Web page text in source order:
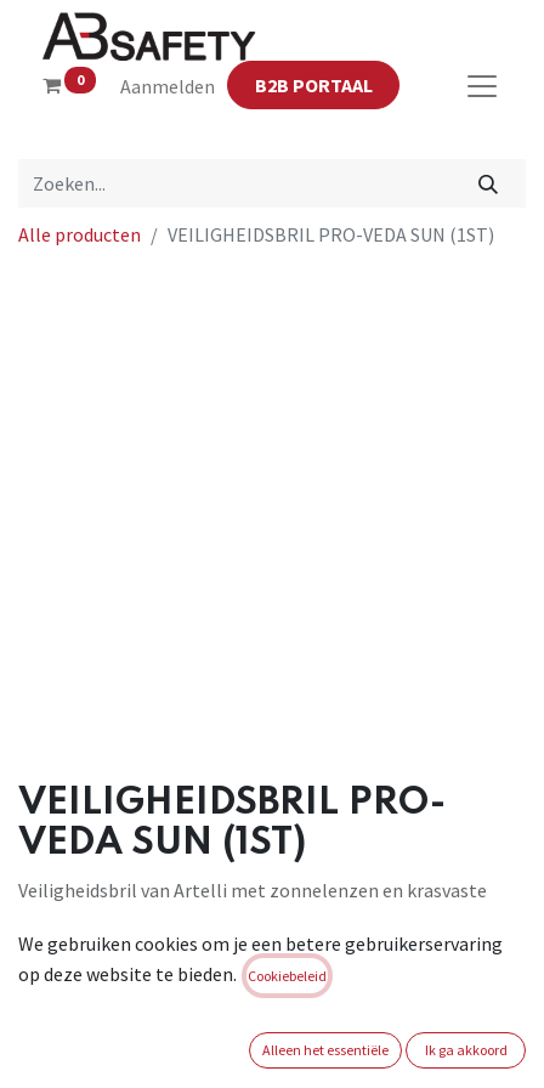
0 Aanmelden B2B PORTAAL
Alle producten VEILIGHEIDSBRIL PRO-VEDA SUN (1ST)
VEILIGHEIDSBRIL PRO-
VEDA SUN (1ST)
Veiligheidsbril van Artelli met zonnelenzen en krasvaste
UV-absorberend. Goede impactweerstand tegen deeltjes met
lage energie. Optimaal gezichtsveld. Geschikt voor licht
werkomgeving met fel licht. Conform :
We gebruiken cookies om je een betere gebruikerservaring
op deze website te bieden.
Cookiebeleid
Alleen het essentiële Ik ga akkoord